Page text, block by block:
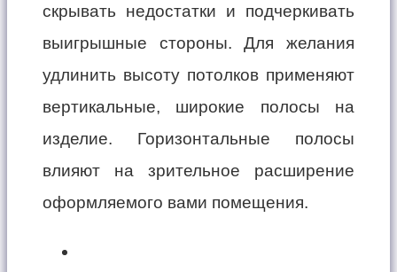
скрывать недостатки и подчеркивать
выигрышные стороны. Для желания
удлинить высоту потолков применяют
вертикальные, широкие полосы на
изделие. Горизонтальные полосы
влияют на зрительное расширение
оформляемого вами помещения.